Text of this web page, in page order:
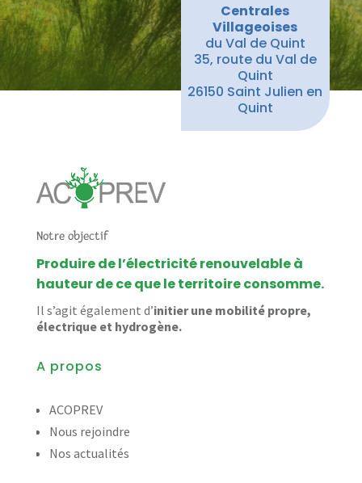
Centrales
Villageoises
du Val de Quint
35, route du Val de
Quint
26150 Saint Julien en
Quint
Notre objectif
Produire de l’électricité renouvelable à
hauteur de ce que le territoire consomme.
Il s’agit également d’initier une mobilité propre,
électrique et hydrogène.
A propos
ACOPREV
Nous rejoindre
Nos actualités